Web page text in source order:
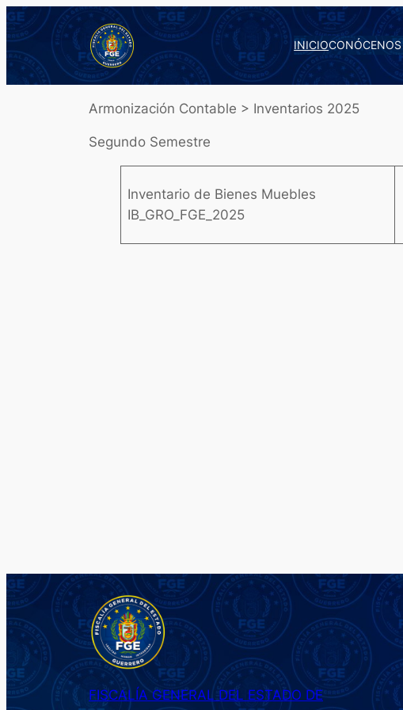
Saltar
al
contenido
INICIOCONÓCENOS
Armonización Contable > Inventarios 2025
Segundo Semestre
Inventario de Bienes Muebles
IB_GRO_FGE_2025
FISCALÍA GENERAL DEL ESTADO DE